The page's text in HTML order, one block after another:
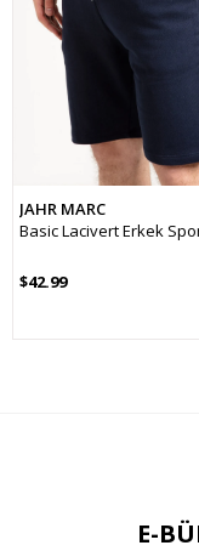
JAHR MARC
Basic Lacivert Erkek
$42.99
E-